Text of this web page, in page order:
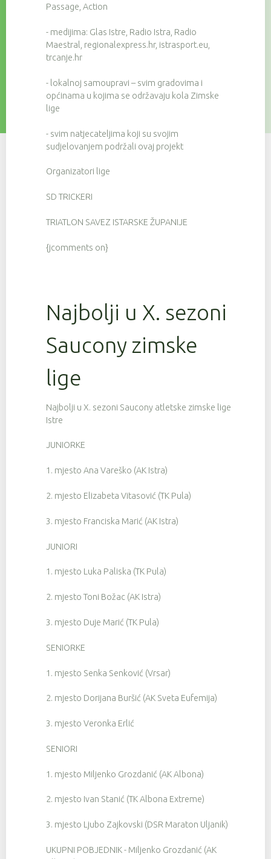
Passage, Action
- medijima: Glas Istre, Radio Istra, Radio
Maestral, regionalexpress.hr, istrasport.eu,
trcanje.hr
- lokalnoj samoupravi – svim gradovima i
općinama u kojima se održavaju kola Zimske
lige
- svim natjecateljima koji su svojim
sudjelovanjem podržali ovaj projekt
Organizatori lige
SD TRICKERI
TRIATLON SAVEZ ISTARSKE ŽUPANIJE
{jcomments on}
Najbolji u X. sezoni
Saucony zimske
lige
Najbolji u X. sezoni Saucony atletske zimske lige
Istre
JUNIORKE
1. mjesto Ana Vareško (AK Istra)
2. mjesto Elizabeta Vitasović (TK Pula)
3. mjesto Franciska Marić (AK Istra)
JUNIORI
1. mjesto Luka Paliska (TK Pula)
2. mjesto Toni Božac (AK Istra)
3. mjesto Duje Marić (TK Pula)
SENIORKE
1. mjesto Senka Senković (Vrsar)
2. mjesto Dorijana Buršić (AK Sveta Eufemija)
3. mjesto Veronka Erlić
SENIORI
1. mjesto Miljenko Grozdanić (AK Albona)
2. mjesto Ivan Stanić (TK Albona Extreme)
3. mjesto Ljubo Zajkovski (DSR Maraton Uljanik)
UKUPNI POBJEDNIK - Miljenko Grozdanić (AK